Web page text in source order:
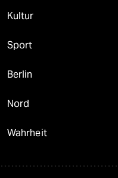
Kultur
Sport
Berlin
Nord
Wahrheit